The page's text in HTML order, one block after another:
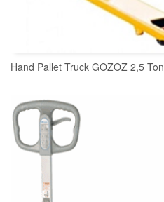
Hand Pallet Truck GOZOZ 2,5 Ton